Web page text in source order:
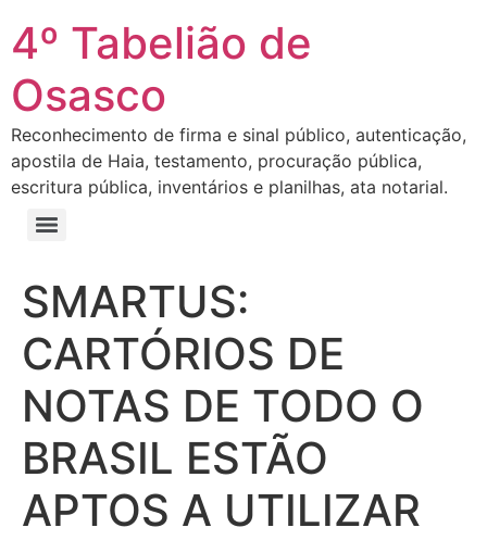
4º Tabelião de
Osasco
Reconhecimento de firma e sinal público, autenticação,
apostila de Haia, testamento, procuração pública,
escritura pública, inventários e planilhas, ata notarial.
SMARTUS:
CARTÓRIOS DE
NOTAS DE TODO O
BRASIL ESTÃO
APTOS A UTILIZAR